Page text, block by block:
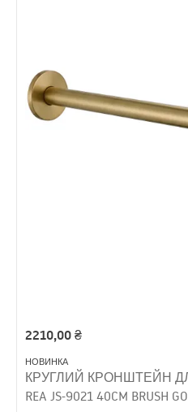
2210,00₴
НОВИНКА
КРУГЛИЙ КРОНШТЕЙН
REA JS-9021 40CM BRUSH